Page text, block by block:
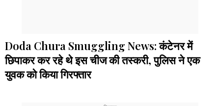
Doda Chura Smuggling News: कंटेनर में
छिपाकर कर रहे थे इस चीज की तस्करी, पुलिस ने एक
युवक को किया गिरफ्तार